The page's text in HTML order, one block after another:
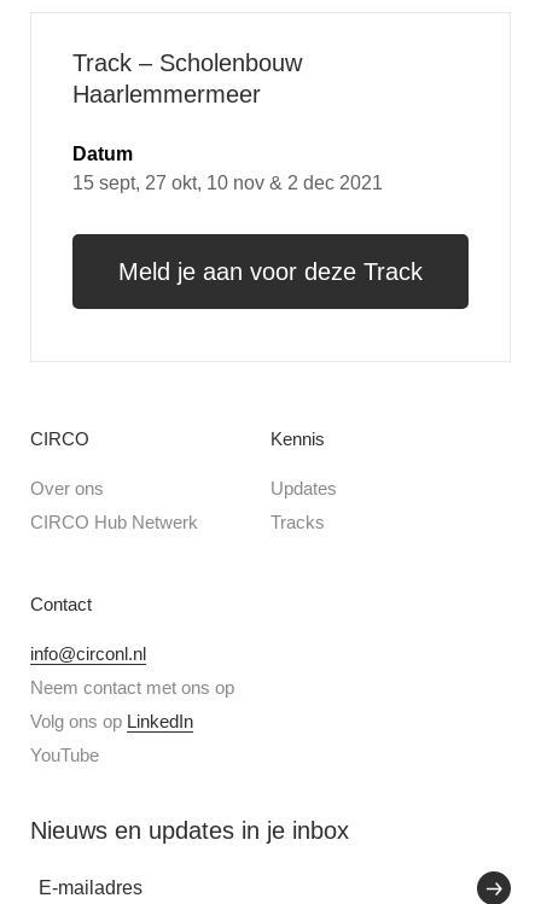
Track – Scholenbouw
Haarlemmermeer
Datum
15 sept, 27 okt, 10 nov & 2 dec 2021
Meld je aan voor deze Track
CIRCO
Over ons
CIRCO Hub Netwerk
Kennis
Updates
Tracks
Contact
info@circonl.nl
Neem contact met ons op
Volg ons op LinkedIn
YouTube
Nieuws en updates in je inbox